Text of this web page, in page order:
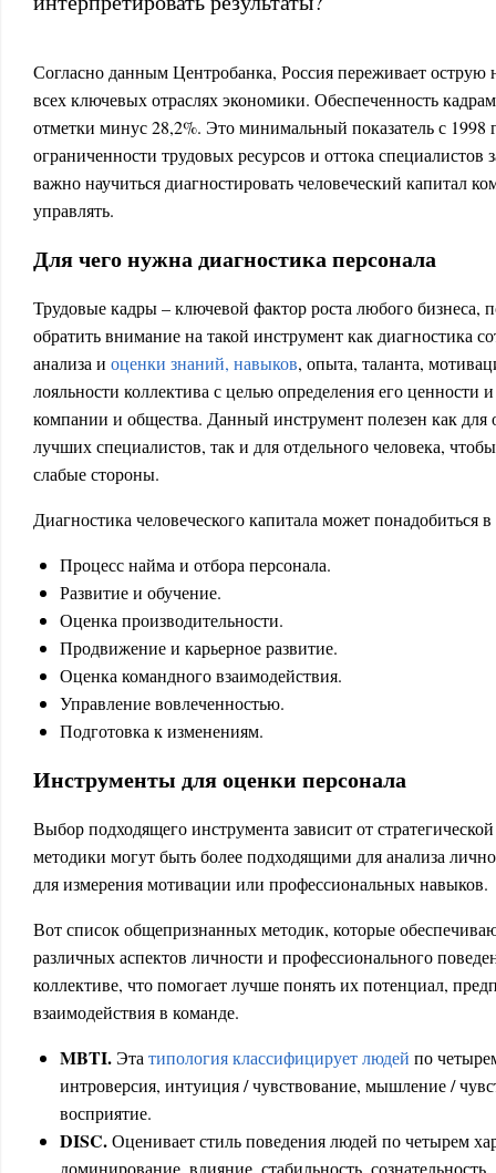
Согласно данным Центробанка, Россия переживает острую
всех ключевых отраслях экономики. Обеспеченность
отметки минус 28,2%. Это минимальный показатель с 1998
ограниченности трудовых ресурсов и оттока
важно научиться диагностировать человеческий капитал
управлять.
Для чего нужна диагностика персонала
Трудовые кадры – ключевой фактор роста любого бизнеса,
обратить внимание на такой инструмент как диагностика
анализа и оценки знаний, навыков, опыта, таланта,
лояльности коллектива с целью определения его ценности
компании и общества. Данный инструмент полезен как для
лучших специалистов, так и для отдельного человека,
слабые стороны.
Диагностика человеческого капитала может понадобиться
Процесс найма и отбора персонала.
Развитие и обучение.
Оценка производительности.
Продвижение и карьерное развитие.
Оценка командного взаимодействия.
Управление вовлеченностью.
Подготовка к изменениям.
Инструменты для оценки персонала
Выбор подходящего инструмента зависит от
методики могут быть более подходящими для анализа
для измерения мотивации или профессиональных навыков.
Вот список общепризнанных методик, которые
различных аспектов личности и профессионального
коллективе, что помогает лучше понять их потенциал,
взаимодействия в команде.
MBTI.Эта типология классифицирует людей по
интроверсия, интуиция / чувствование, мышление /
восприятие.
DISC.Оценивает стиль поведения людей по четырем
доминирование, влияние, стабильность, сознательность.